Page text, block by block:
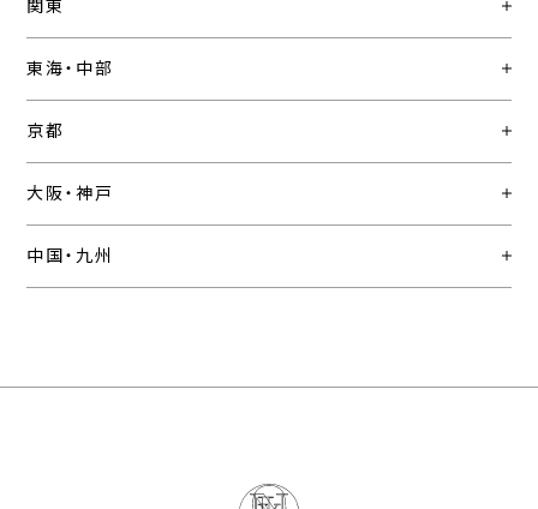
関東
東海・中部
京都
大阪・神戸
中国・九州